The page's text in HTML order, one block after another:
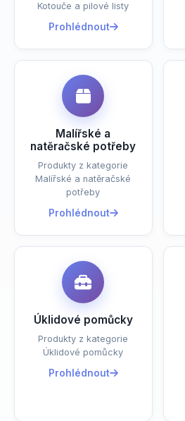
Kotouče a pilové listy
Prohlédnout
Malířské a
natěračské potřeby
Produkty z kategorie
Malířské a natěračské
potřeby
Prohlédnout
Úklidové pomůcky
Produkty z kategorie
Úklidové pomůcky
Prohlédnout